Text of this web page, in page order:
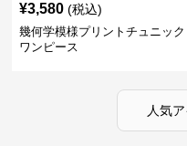
¥3,580 (税込)
幾何学模様プリントチュニック
ワンピース
人気